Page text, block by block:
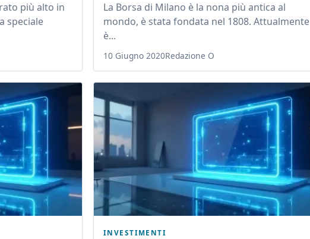
più alto in
speciale
La Borsa di Milano è la nona più antica al
mondo, è stata fondata nel 1808. Attualmente
è...
10 Giugno 2020Redazione O
INVESTIMENTI